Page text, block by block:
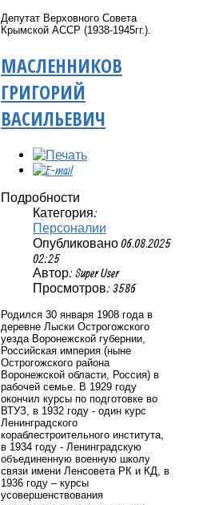
Депутат Верховного Совета
Крымской АССР (1938-1945гг.).
МАСЛЕННИКОВ
ГРИГОРИЙ
ВАСИЛЬЕВИЧ
Подробности
Категория:
Персоналии
Опубликовано 06.08.2025
02:25
Автор: Super User
Просмотров: 3586
Родился 30 января 1908 года в
деревне Лыски Острогожского
уезда Воронежской губернии,
Российская империя (ныне
Острогожского района
Воронежской области, Россия) в
рабочей семье. В 1929 году
окончил курсы по подготовке во
ВТУЗ, в 1932 году - один курс
Ленинградского
кораблестроительного института,
в 1934 году - Ленинградскую
объединенную военную школу
связи имени Ленсовета РК и КД, в
1936 году – курсы
усовершенствования